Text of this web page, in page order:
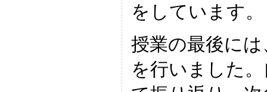
をしています。
授業の最後に
を行いました